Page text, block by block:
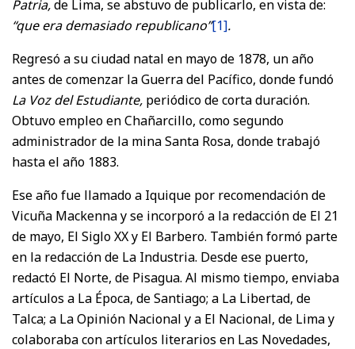
Patria,de Lima, se abstuvo de publicarlo, en vista de:
“que era demasiado republicano”[1].
Regresó a su ciudad natal en mayo de 1878, un año
antes de comenzar la Guerra del Pacífico, donde fundó
La Voz del Estudiante, periódico de corta duración.
Obtuvo empleo en Chañarcillo, como segundo
administrador de la mina Santa Rosa, donde trabajó
hasta el año 1883.
Ese año fue llamado a Iquique por recomendación de
Vicuña Mackenna y se incorporó a la redacción de El 21
de mayo, El Siglo XX y El Barbero. También formó parte
en la redacción de La Industria. Desde ese puerto,
redactó El Norte, de Pisagua. Al mismo tiempo, enviaba
artículos a La Época, de Santiago; a La Libertad, de
Talca; a La Opinión Nacional y a El Nacional, de Lima y
colaboraba con artículos literarios en Las Novedades,